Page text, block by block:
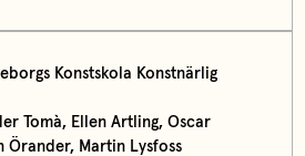
Konstskola Konstnärlig
Tomà, Ellen Artling, Oscar
Örander, Martin Lysfoss